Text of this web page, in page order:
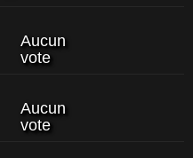
Aucun
vote
Aucun
vote